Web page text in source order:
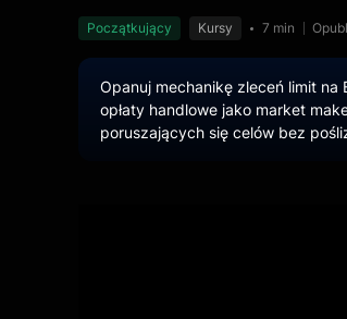
Początkujący Kursy 7 min
Opanuj mechanikę zleceń limit
opłaty handlowe jako market
poruszających się celów bez